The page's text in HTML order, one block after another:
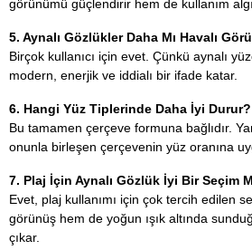
görünümü güçlendirir hem de kullanım
5. Aynalı Gözlükler Daha Mı Havalı
Birçok kullanıcı için evet. Çünkü aynalı
modern, enerjik ve iddialı bir ifade katar.
6. Hangi Yüz Tiplerinde Daha İyi Durur?
Bu tamamen çerçeve formuna bağlıdır.
onunla birleşen çerçevenin yüz oranına
7. Plaj İçin Aynalı Gözlük İyi Bir Seçim
Evet, plaj kullanımı için çok tercih edilen
görünüş hem de yoğun ışık altında
çıkar.